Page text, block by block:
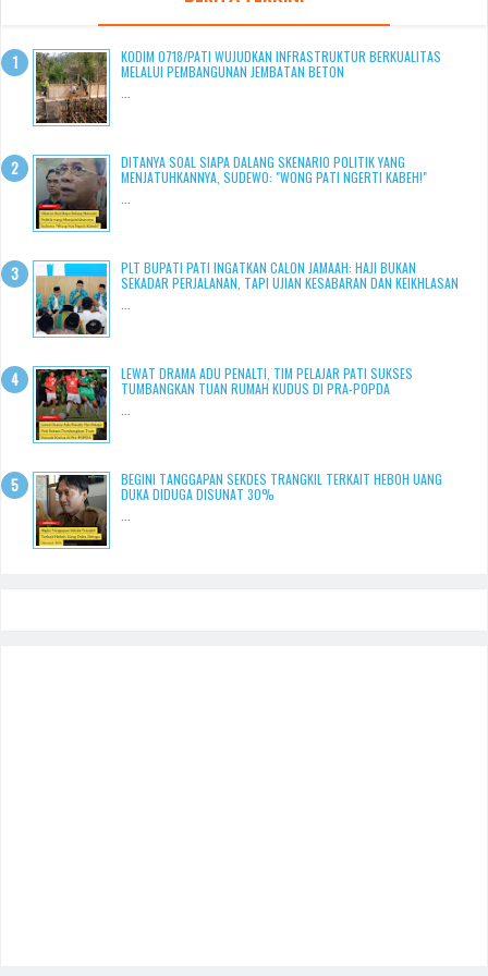
KODIM 0718/PATI WUJUDKAN INFRASTRUKTUR BERKUALITAS
MELALUI PEMBANGUNAN JEMBATAN BETON
DITANYA SOAL SIAPA DALANG SKENARIO POLITIK YANG
MENJATUHKANNYA, SUDEWO: "WONG PATI NGERTI KABEH!"
PLT BUPATI PATI INGATKAN CALON JAMAAH: HAJI BUKAN
SEKADAR PERJALANAN, TAPI UJIAN KESABARAN DAN KEIKHLASAN
LEWAT DRAMA ADU PENALTI, TIM PELAJAR PATI SUKSES
TUMBANGKAN TUAN RUMAH KUDUS DI PRA-POPDA
BEGINI TANGGAPAN SEKDES TRANGKIL TERKAIT HEBOH UANG
DUKA DIDUGA DISUNAT 30%